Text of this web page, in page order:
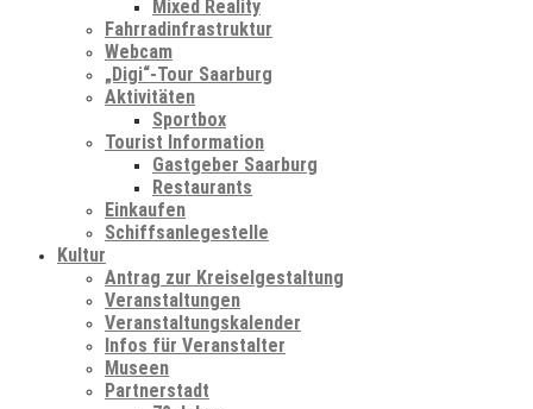
Mixed Reality
Fahrradinfrastruktur
Webcam
„Digi“-Tour Saarburg
Aktivitäten
Sportbox
Tourist Information
Gastgeber Saarburg
Restaurants
Einkaufen
Schiffsanlegestelle
Kultur
Antrag zur Kreiselgestaltung
Veranstaltungen
Veranstaltungskalender
Infos für Veranstalter
Museen
Partnerstadt